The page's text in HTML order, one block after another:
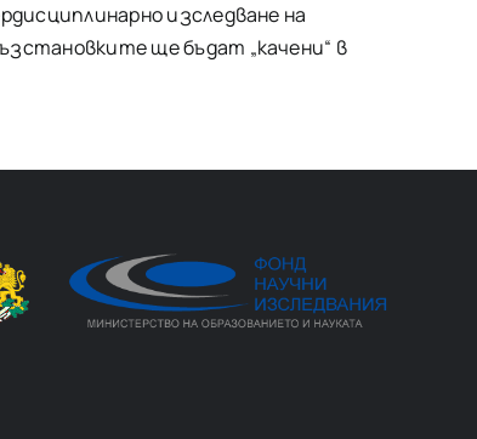
изследване на
ще бъдат „качени“ в